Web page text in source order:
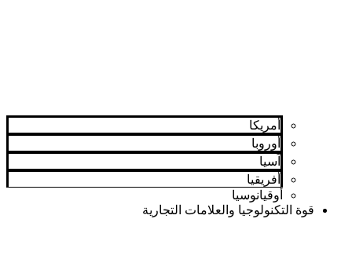
أمريكا
أوروبا
آسيا
أفريقيا
أوقيانوسيا
قوة التكنولوجيا والعلامات التجارية